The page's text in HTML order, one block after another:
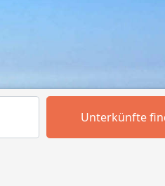
Unterkünfte